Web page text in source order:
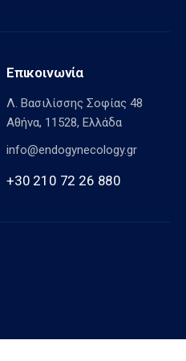
Επικοινωνία
Λ. Βασιλίσσης Σοφίας 48
Αθήνα, 11528, Ελλάδα
info@endogynecology.gr
+30 210 72 26 880